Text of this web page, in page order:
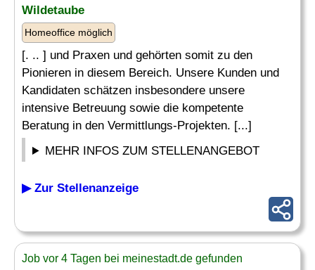
Wildetaube
Homeoffice möglich
[. .. ] und Praxen und gehörten somit zu den
Pionieren in diesem Bereich. Unsere Kunden und
Kandidaten schätzen insbesondere unsere
intensive Betreuung sowie die kompetente
Beratung in den Vermittlungs-Projekten. [...]
MEHR INFOS ZUM STELLENANGEBOT
▶ Zur Stellenanzeige
Job vor 4 Tagen bei meinestadt.de gefunden